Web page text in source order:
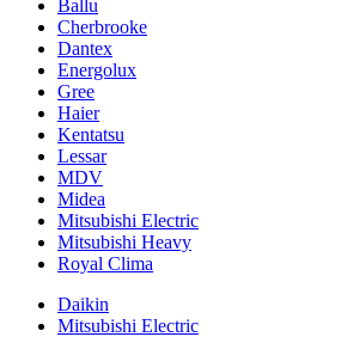
Ballu
Cherbrooke
Dantex
Energolux
Gree
Haier
Kentatsu
Lessar
MDV
Midea
Mitsubishi Electric
Mitsubishi Heavy
Royal Clima
Daikin
Mitsubishi Electric